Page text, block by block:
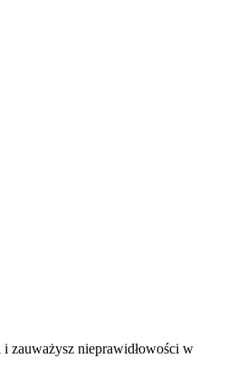
zauważysz nieprawidłowości w